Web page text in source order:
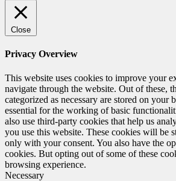
Close
Privacy Overview
This website uses cookies to improve your
navigate through the website. Out of these,
categorized as necessary are stored on your
essential for the working of basic
also use third-party cookies that help us
you use this website. These cookies will be
only with your consent. You also have the
cookies. But opting out of some of these
browsing experience.
Necessary